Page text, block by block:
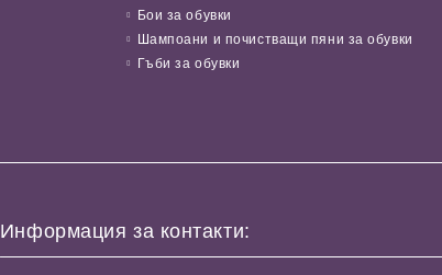
Бои за обувки
Шампоани и почистващи пяни за обувки
Гъби за обувки
Информация за контакти: